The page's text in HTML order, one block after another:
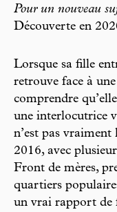
Pour un nouveau
Découverte en
Lorsque sa fille
retrouve face à
comprendre
une interlocutrice
n’est pas
2016, avec
Front de mères,
quartiers
un vrai rapport de